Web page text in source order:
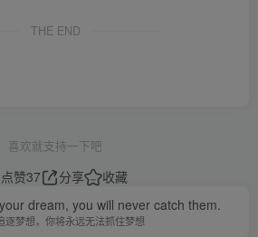
THE END
喜欢就支持一下吧
点赞37 分享
收藏
dream, you will never catch them.
逐梦想，你将永远无法抓住梦想